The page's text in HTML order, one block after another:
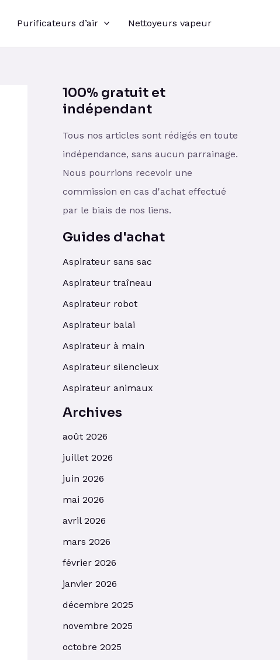
Purificateurs d’air Nettoyeurs vapeur
100% gratuit et
indépendant
Tous nos articles sont rédigés en toute
indépendance, sans aucun parrainage.
Nous pourrions recevoir une
commission en cas d'achat effectué
par le biais de nos liens.
Guides d'achat
Aspirateur sans sac
Aspirateur traîneau
Aspirateur robot
Aspirateur balai
Aspirateur à main
Aspirateur silencieux
Aspirateur animaux
Archives
août 2026
juillet 2026
juin 2026
mai 2026
avril 2026
mars 2026
février 2026
janvier 2026
décembre 2025
novembre 2025
octobre 2025